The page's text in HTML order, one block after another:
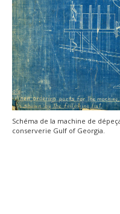
Schéma de la machine de
conserverie Gulf of Georgia.